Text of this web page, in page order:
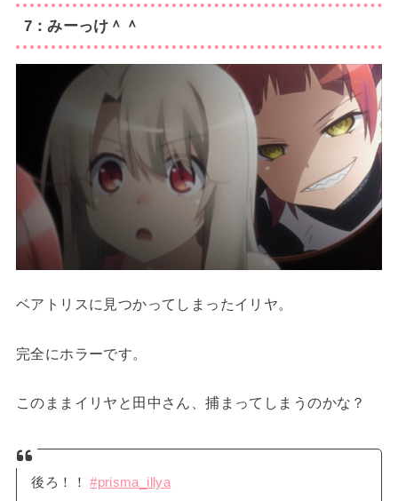
7：みーっけ＾＾
ベアトリスに見つかってしまったイリヤ。
完全にホラーです。
このままイリヤと田中さん、捕まってしまうのかな？
後ろ！！#prisma_illya